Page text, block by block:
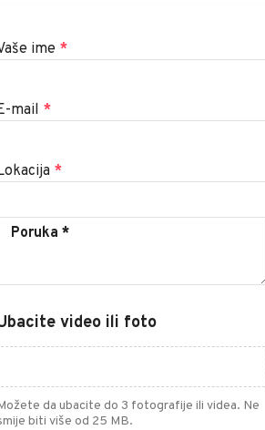
ime *
mail *
*
video ili foto
da ubacite do 3 fotografije ili videa. Ne
biti više od 25 MB.